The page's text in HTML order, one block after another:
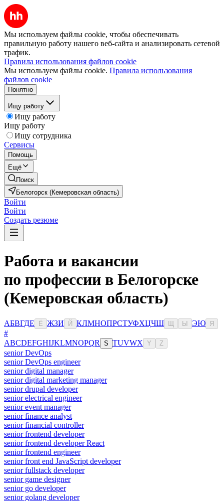
Мы используем файлы cookie, чтобы обеспечивать
правильную работу нашего веб-сайта и анализировать сетевой
трафик.
Правила использования файлов cookie
Мы используем файлы cookie. Правила использования
файлов cookie
Понятно
Ищу работу
Ищу работу
Ищу работу
Ищу сотрудника
Сервисы
Помощь
Ещё
Поиск
Белогорск (Кемеровская область)
Войти
Войти
Создать резюме
Работа и вакансии
по профессии в Белогорске
(Кемеровская область)
АБВГДЕ Ё ЖЗИ Й КЛМНОПРСТУФХЦЧШ Ы ЭЮ Я
#
ABCDEFGHIJKLMNOPQR S TUVWX Y Z
senior DevOps
senior DevOps engineer
senior digital manager
senior digital marketing manager
senior drupal developer
senior electrical engineer
senior event manager
senior finance analyst
senior financial controller
senior frontend developer
senior frontend developer React
senior frontend engineer
senior front end JavaScript developer
senior fullstack developer
senior game designer
senior go developer
senior golang developer